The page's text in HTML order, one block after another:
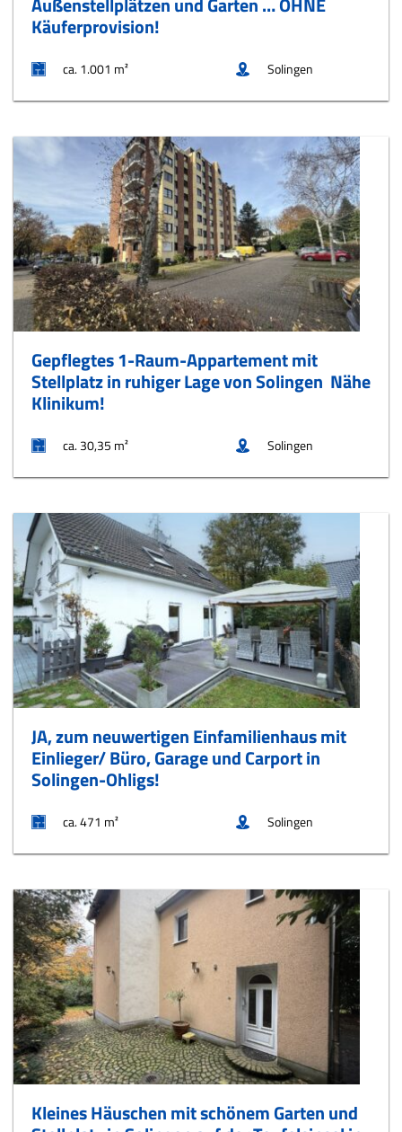
Käuferprovision!
ca. 1.001 m² Solingen
Gepflegtes 1-Raum-Appartement mit
Stellplatz in ruhiger Lage von Solingen  Nähe
Klinikum!
ca. 30,35 m² Solingen
JA, zum neuwertigen Einfamilienhaus mit
Einlieger/ Büro, Garage und Carport in
Solingen-Ohligs!
ca. 471 m² Solingen
Kleines Häuschen mit schönem Garten und